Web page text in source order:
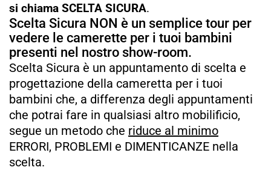
si chiama SCELTA SICURA.
Scelta Sicura NON è un semplice tour per
vedere le camerette per i tuoi bambini
presenti nel nostro show-room.
Scelta Sicura è un appuntamento di scelta e
progettazione della cameretta per i tuoi
bambini che, a differenza degli appuntamenti
che potrai fare in qualsiasi altro mobilificio,
segue un metodo che riduce al minimo
ERRORI, PROBLEMI e DIMENTICANZE nella
scelta.